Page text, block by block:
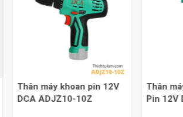
Thân máy khoan pin 12V
DCA ADJZ10-10Z
Thân
Pin 12V